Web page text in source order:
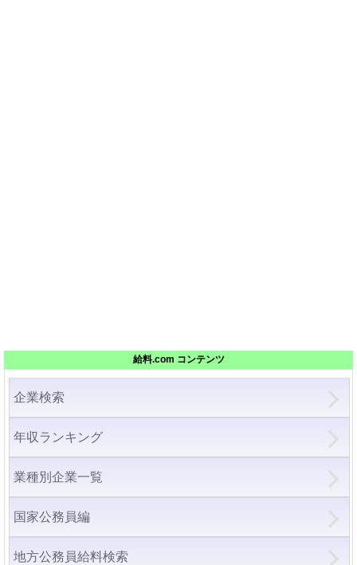
給料.com コンテンツ
企業検索
年収ランキング
業種別企業一覧
国家公務員編
地方公務員給料検索